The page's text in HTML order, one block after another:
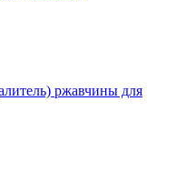
ржавчины для